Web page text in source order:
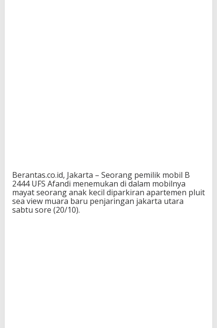
Berantas.co.id, Jakarta – Seorang pemilik mobil B
2444 UFS Afandi menemukan di dalam mobilnya
mayat seorang anak kecil diparkiran apartemen pluit
sea view muara baru penjaringan jakarta utara
sabtu sore (20/10).